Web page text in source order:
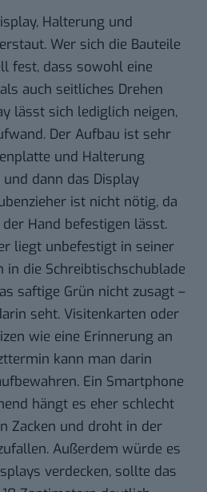
Halterung und
Wer sich die Bauteile
fest, dass sowohl eine
auch seitliches Drehen
lässt sich lediglich neigen,
Der Aufbau ist sehr
und Halterung
dann das Display
ist nicht nötig, da
Hand befestigen lässt.
liegt unbefestigt in seiner
in die Schreibtischschublade
saftige Grün nicht zusagt –
seht. Visitenkarten oder
wie eine Erinnerung an
kann man darin
Ein Smartphone
hängt es eher schlecht
Zacken und droht in der
Außerdem würde es
verdecken, sollte das